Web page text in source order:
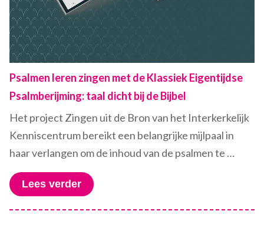
Psalmen leren zingen met de Klassiek Eigentijdse
Psalmberijming: taal dicht bij de Bijbel
Het project Zingen uit de Bron van het Interkerkelijk
Kenniscentrum bereikt een belangrijke mijlpaal in
haar verlangen om de inhoud van de psalmen te …
Lees verder